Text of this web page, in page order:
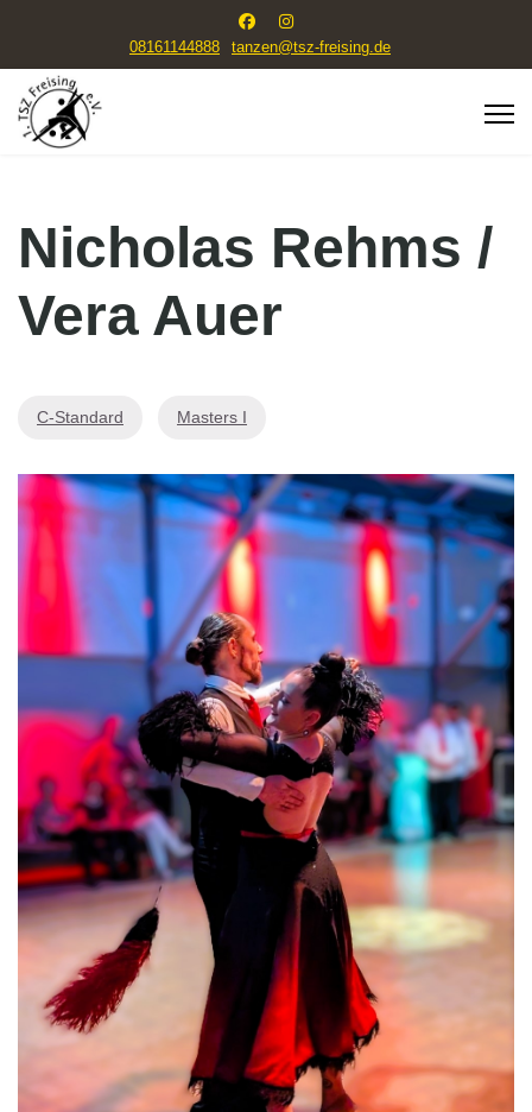
08161144888 tanzen@tsz-freising.de
Nicholas Rehms /
Vera Auer
C-Standard Masters I